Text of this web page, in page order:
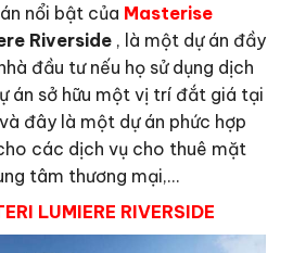
nổi bật của Masterise
Riverside , là một dự án đầy
đầu tư nếu họ sử dụng dịch
án sở hữu một vị trí đắt giá tại
đây là một dự án phức hợp
các dịch vụ cho thuê mặt
tâm thương mại,…
LUMIERE RIVERSIDE